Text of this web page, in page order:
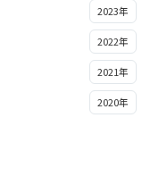
2023年
2022年
2021年
2020年